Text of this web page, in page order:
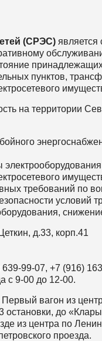
й (СРЭС)
пунктов,
на территории
требований по
условий
д.33, корп.41
639-99-07, +7 (916)
с 9-00 до 12-00.
Первый вагон из
остановки, до
из центра по
проезда.